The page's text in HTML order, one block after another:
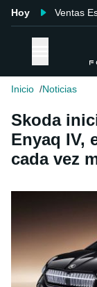
Hoy Ventas
Inicio Noticias
Skoda
Enyaq IV,
cada vez